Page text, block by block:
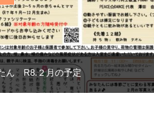
ん R8.２月の予定